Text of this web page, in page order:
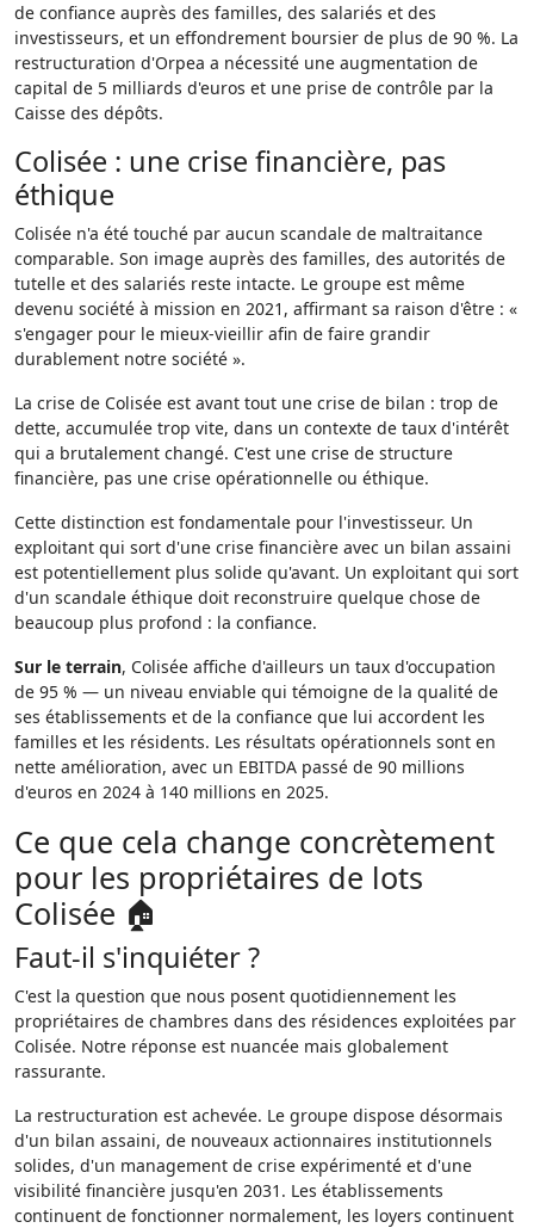
de confiance auprès des familles, des salariés et des
investisseurs, et un effondrement boursier de plus de 90 %. La
restructuration d'Orpea a nécessité une augmentation de
capital de 5 milliards d'euros et une prise de contrôle par la
Caisse des dépôts.
Colisée : une crise financière, pas
éthique
Colisée n'a été touché par aucun scandale de maltraitance
comparable. Son image auprès des familles, des autorités de
tutelle et des salariés reste intacte. Le groupe est même
devenu société à mission en 2021, affirmant sa raison d'être : «
s'engager pour le mieux-vieillir afin de faire grandir
durablement notre société ».
La crise de Colisée est avant tout une crise de bilan : trop de
dette, accumulée trop vite, dans un contexte de taux d'intérêt
qui a brutalement changé. C'est une crise de structure
financière, pas une crise opérationnelle ou éthique.
Cette distinction est fondamentale pour l'investisseur. Un
exploitant qui sort d'une crise financière avec un bilan assaini
est potentiellement plus solide qu'avant. Un exploitant qui sort
d'un scandale éthique doit reconstruire quelque chose de
beaucoup plus profond : la confiance.
Sur le terrain, Colisée affiche d'ailleurs un taux d'occupation
de 95 % — un niveau enviable qui témoigne de la qualité de
ses établissements et de la confiance que lui accordent les
familles et les résidents. Les résultats opérationnels sont en
nette amélioration, avec un EBITDA passé de 90 millions
d'euros en 2024 à 140 millions en 2025.
Ce que cela change concrètement
pour les propriétaires de lots
Colisée 🏠
Faut-il s'inquiéter ?
C'est la question que nous posent quotidiennement les
propriétaires de chambres dans des résidences exploitées par
Colisée. Notre réponse est nuancée mais globalement
rassurante.
La restructuration est achevée. Le groupe dispose désormais
d'un bilan assaini, de nouveaux actionnaires institutionnels
solides, d'un management de crise expérimenté et d'une
visibilité financière jusqu'en 2031. Les établissements
continuent de fonctionner normalement, les loyers continuent